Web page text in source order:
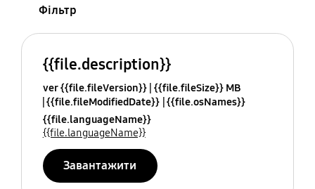
Фільтр
{{file.description}}
ver {{file.fileVersion}} {{file.fileSize}} MB
{{file.fileModifiedDate}} {{file.osNames}}
{{file.languageName}}
{{file.languageName}}
Завантажити